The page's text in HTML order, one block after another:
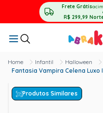
Frete Grátis
R$ 299,99
Infantil
Halloween
Fantasia Vampira Celena
Produtos Similares